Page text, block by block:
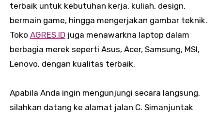
terbaik untuk kebutuhan kerja, kuliah, design,
bermain game, hingga mengerjakan gambar teknik.
Toko AGRES.ID juga menawarkna laptop dalam
berbagia merek seperti Asus, Acer, Samsung, MSI,
Lenovo, dengan kualitas terbaik.
Apabila Anda ingin mengunjungi secara langsung,
silahkan datang ke alamat jalan C. Simanjuntak